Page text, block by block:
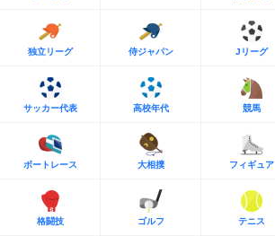
独立リーグ 侍ジャパン Jリーグ
サッカー代表 高校年代 競馬
ボートレース 大相撲 フィギュア
格闘技 ゴルフ テニス